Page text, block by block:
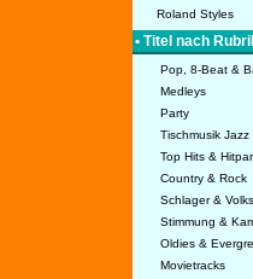
Roland Styles
• Titel nach
Pop, 8-Beat &
Medleys
Party
Tischmusik Jazz
Top Hits &
Country & Rock
Schlager &
Stimmung &
Oldies &
Movietracks